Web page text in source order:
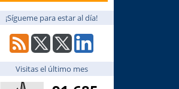
¡Sígueme para estar al día!
Visitas el último mes